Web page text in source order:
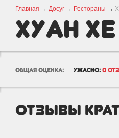
Главная → Досуг → Рестораны →
Хуан хе
общая оценка: ужасно: 0
отзывы